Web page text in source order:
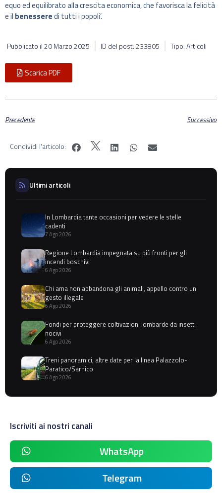
equo ed equilibrato alla crescita economica, che favorisca la felicità
e il benesseredi tutti i popoli’.
Pubblicato il20 Marzo 2025 ID del post: 233805 Tipo: Articoli
Scarica PDF
Precedente Successivo
Condividi l'articolo:
Ultimi articoli
In Lombardia tante occasioni per vedere le stelle
cadenti
7 Ago 2026
Regione Lombardia impegnata su più fronti per gli
incendi boschivi
6 Ago 2026
Chi ama non abbandona gli animali, appello contro un
gesto illegale
6 Ago 2026
Fondi per proteggere coltivazioni lombarde da insetti
nocivi
6 Ago 2026
Treni panoramici, altre date per la linea Palazzolo-
Paratico/Sarnico
6 Ago 2026
Iscriviti ai nostri canali
WhatsApp
Telegram